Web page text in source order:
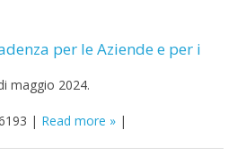
per le Aziende e per i
maggio 2024.
| Read more |